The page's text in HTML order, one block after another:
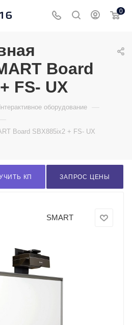
0
Board
FS- UX
оборудование —
Board SBX885ix2 + FS- UX
КП ЗАПРОС ЦЕНЫ
SMART